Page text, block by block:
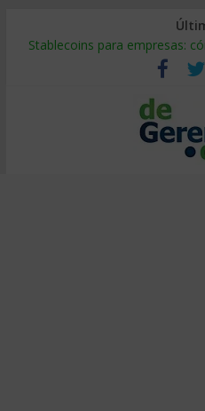
Stablecoins para empresas:
Despido silencioso: qué es y
IA en selección de personal:
Trabajo forzoso en la cadena
Mercado hispano de EE. UU.: